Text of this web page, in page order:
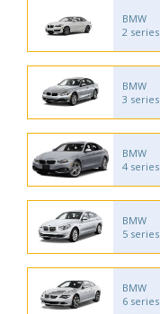
BMW
2 series
BMW
3 series
BMW
4 series
BMW
5 series
BMW
6 series